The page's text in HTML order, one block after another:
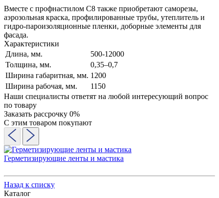
Вместе с профнастилом С8 также приобретают саморезы,
аэрозольная краска, профилированные трубы, утеплитель и
гидро-пароизоляционные пленки, доборные элементы для
фасада.
Характеристики
Длина, мм.
500-12000
Толщина, мм.
0,35–0,7
Ширина габаритная, мм. 1200
Ширина рабочая, мм.
1150
Наши специалисты ответят на любой интересующий вопрос
по товару
Заказать рассрочку 0%
С этим товаром покупают
Герметизирующие ленты и мастика
Назад к списку
Каталог